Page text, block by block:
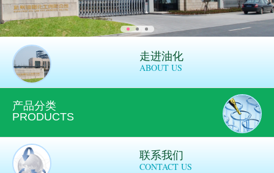
走进油化
ABOUT US
产品分类
PRODUCTS
联系我们
CONTACT US